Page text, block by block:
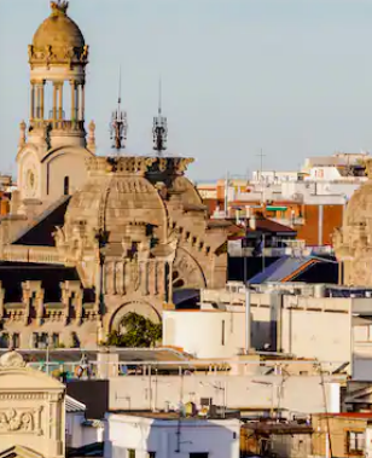
je de pijltjestoetsen omhoog en omlaag, óf